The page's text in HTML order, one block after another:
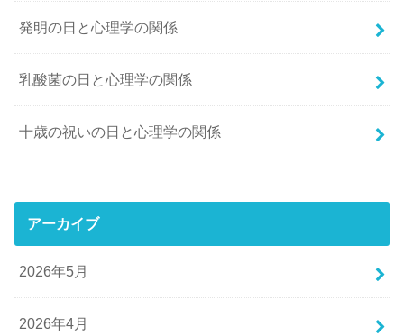
発明の日と心理学の関係
乳酸菌の日と心理学の関係
十歳の祝いの日と心理学の関係
アーカイブ
2026年5月
2026年4月